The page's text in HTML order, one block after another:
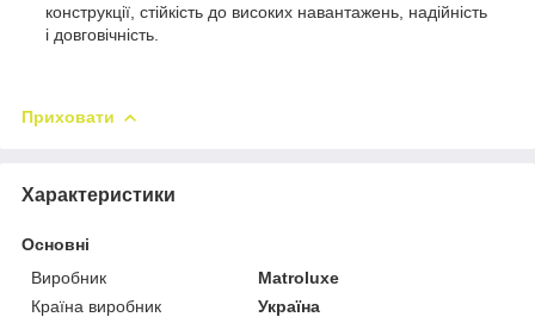
конструкції, стійкість до високих навантажень, надійність
і довговічність.
Приховати
Характеристики
Основні
Виробник
Matroluxe
Країна виробник
Україна